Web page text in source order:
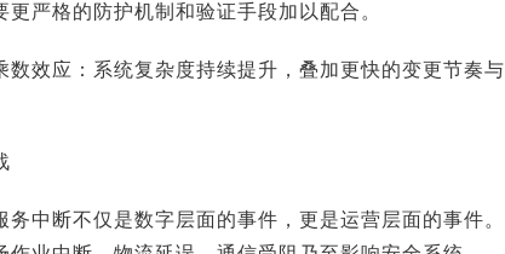
严格的防护机制和验证手段加以配合。
数效应：系统复杂度持续提升，叠加更快的变更节奏与
中断不仅是数字层面的事件，更是运营层面的事件。